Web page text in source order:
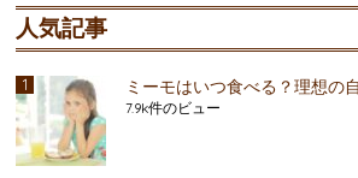
人気記事
ミーモはいつ食べる？理想の
7.9k件のビュー